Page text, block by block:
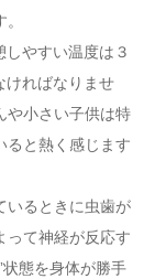
やすい温度は３
ければなりませ
小さい子供は特
ると熱く感じます
いるときに虫歯が
って神経が反応す
態を身体が勝手